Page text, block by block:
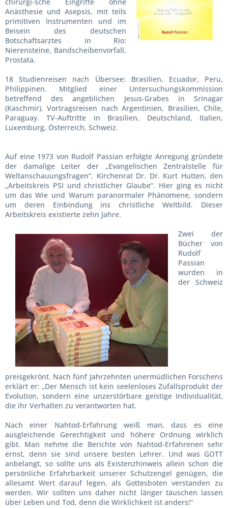
Anästhesie und Asepsis, mit teils
primitiven Instrumenten und im
Beisein des deutschen
Botschaftsarztes in Rio:
Nierensteine, Band­scheiben­vor­fall,
Prostata.
18 Studienreisen nach Übersee: Brasilien, Ecuador, Peru,
Philippinen. Mitglied einer Untersuchungskommission
betreffend des angeblichen Jesus-Grabes in Srinagar
(Kaschmir). Vortragsreisen nach Argentinien, Brasilien, Chile,
Paraguay. TV-Auftritte in Brasilien, Deutschland, Italien,
Luxemburg, Österreich, Schweiz.
Auf eine 1973 von Rudolf Passian erfolgte Anregung gründete
der damalige Leiter der „Evangelischen Zentralstelle für
Weltanschauungsfragen“, Kirchenrat Dr. Dr. Kurt Hutten, den
„Arbeitskreis PSI und christlicher Glaube“. Hier ging es nicht
um das Wie und Warum paranormaler Phänomene, sondern
um deren Einbindung ins christliche Weltbild. Dieser
Arbeitskreis existierte zehn Jahre.
Zwei der
Bücher von
Rudolf
Passian
wurden in
der Schweiz
preisgekrönt. Nach fünf Jahrzehnten unermüdlichen Forschens
erklärt er: „Der Mensch ist kein seelenloses Zufallsprodukt der
Evolution, sondern eine unzerstörbare geistige Individualität,
die ihr Verhalten zu verantworten hat.
Nach einer Nahtod-Erfahrung weiß man, dass es eine
ausgleichende Gerechtigkeit und höhere Ordnung wirklich
gibt. Man nehme die Berichte von Nahtod-Erfahrenen sehr
ernst, denn sie sind unsere besten Lehrer. Und was GOTT
anbelangt, so sollte uns als Existenzhinweis allein schon die
persönliche Erfahrbarkeit unserer Schutzengel genügen, die
allesamt Wert darauf legen, als Gottesboten verstanden zu
werden. Wir sollten uns daher nicht länger täuschen lassen
über Leben und Tod, denn die Wirklichkeit ist anders!“